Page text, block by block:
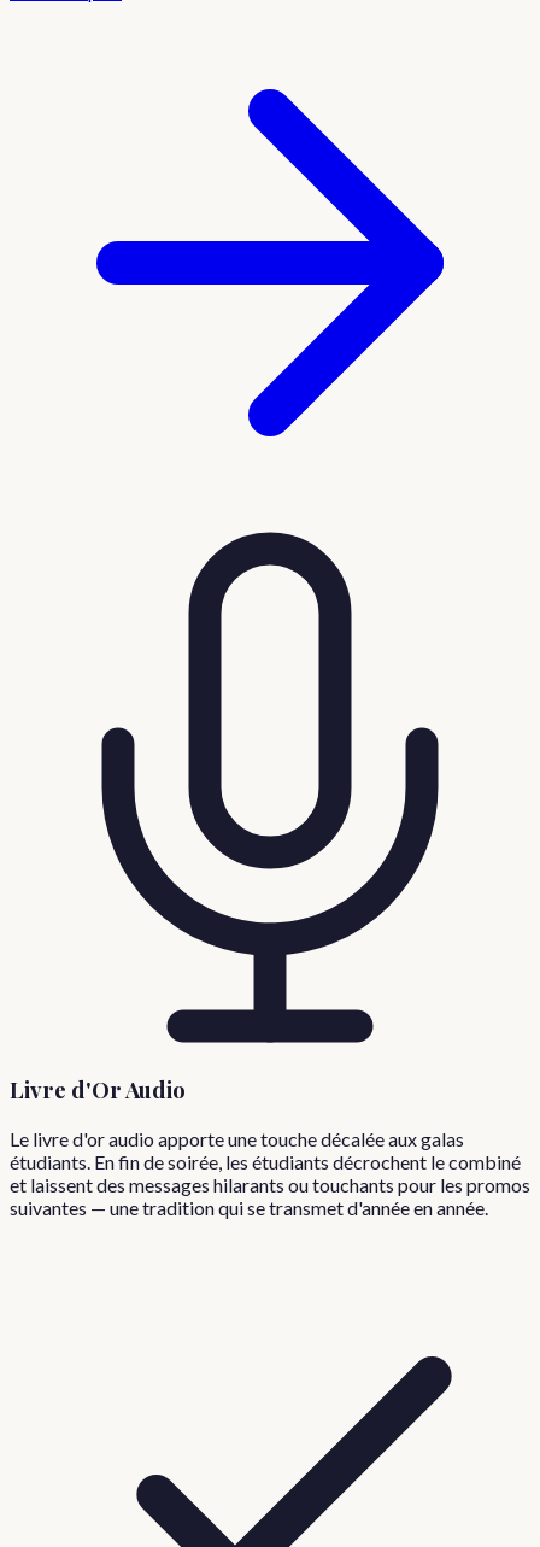
Livre d'Or Audio
Le livre d'or audio apporte une touche décalée aux galas
étudiants. En fin de soirée, les étudiants décrochent le combiné
et laissent des messages hilarants ou touchants pour les promos
suivantes — une tradition qui se transmet d'année en année.